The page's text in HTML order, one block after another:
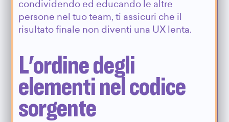
condividendo ed educando le altre
persone nel tuo team, ti assicuri che il
risultato finale non diventi una UX lenta.
L'ordine degli
elementi nel codice
sorgente